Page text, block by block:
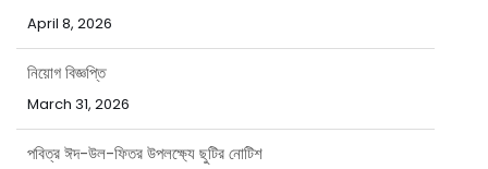
নিয়োগ বিজ্ঞপ্তি
পবিত্র ঈদ-উল-ফিতর উপলক্ষ্যে ছুটির নোটিশ